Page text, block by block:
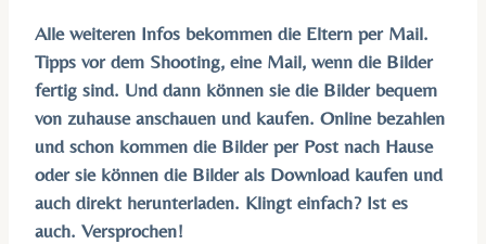
Alle weiteren Infos bekommen die Eltern per Mail.
Tipps vor dem Shooting, eine Mail, wenn die Bilder
fertig sind. Und dann können sie die Bilder bequem
von zuhause anschauen und kaufen. Online bezahlen
und schon kommen die Bilder per Post nach Hause
oder sie können die Bilder als Download kaufen und
auch direkt herunterladen. Klingt einfach? Ist es
auch. Versprochen!